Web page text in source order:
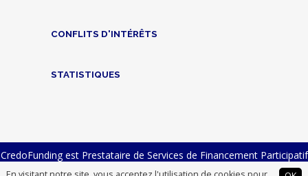
CONFLITS D'INTÉRÊTS
STATISTIQUES
CredoFunding est Prestataire de Services de Financement Participatif
n° FP-2023-23 et Intermédiaire en Financement Participatif n°